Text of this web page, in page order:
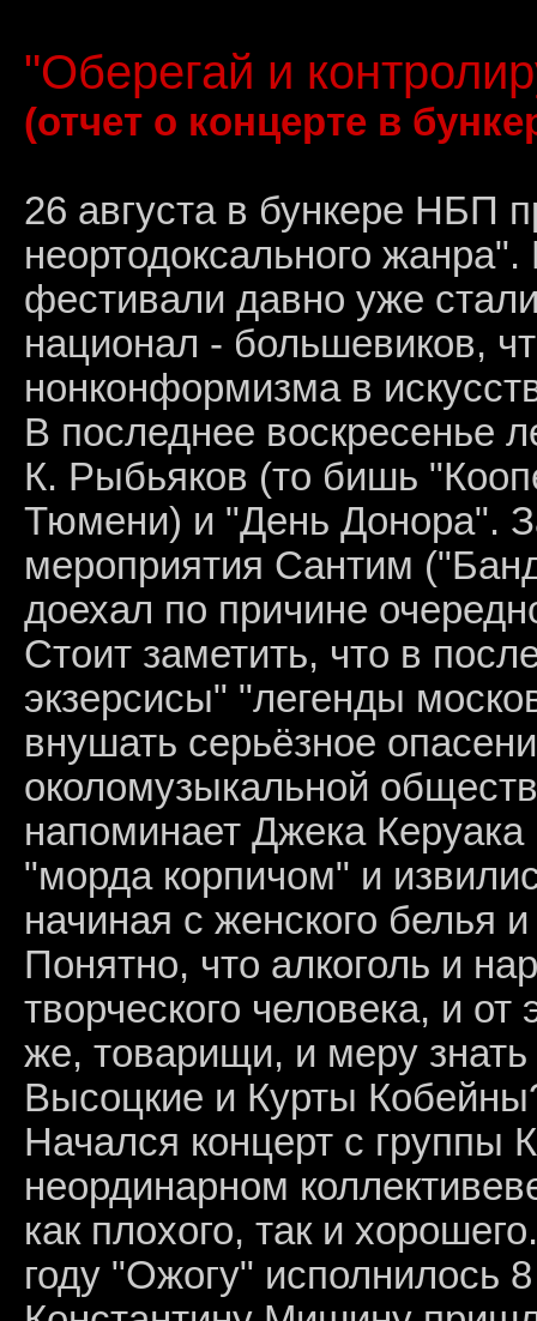
"Оберегай и
(отчет о концерте в
26 августа в бункере НБП
неортодоксального
фестивали давно уже
национал - большевиков,
нонконформизма в
В последнее воскресенье
К. Рыбьяков (то бишь
Тюмени) и "День Донора".
мероприятия Сантим
доехал по причине
Стоит заметить, что в
экзерсисы" "легенды
внушать серьёзное
околомузыкальной
напоминает Джека
"морда корпичом" и
начиная с женского белья
Понятно, что алкоголь и
творческого человека, и
же, товарищи, и меру
Высоцкие и Курты
Начался концерт с
неординарном
как плохого, так и
году "Ожогу" исполнилось